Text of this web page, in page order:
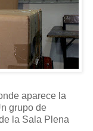
aparece la
grupo de
la Sala Plena